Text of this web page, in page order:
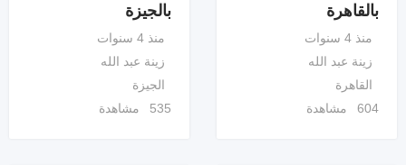
بالقاهرة
منذ 4 سنوات
زينة عبد الله
القاهرة
604 مشاهدة
بالجيزة
منذ 4 سنوات
زينة عبد الله
الجيزة
535 مشاهدة